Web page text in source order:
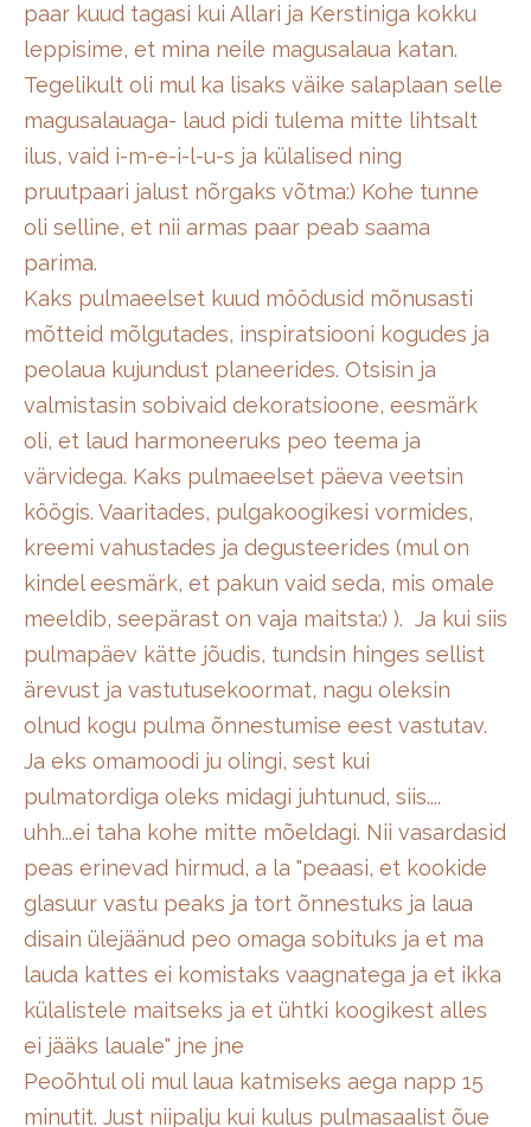
paar kuud tagasi kui Allari ja Kerstiniga kokku
leppisime, et mina neile magusalaua katan.
Tegelikult oli mul ka lisaks väike salaplaan selle
magusalauaga- laud pidi tulema mitte lihtsalt
ilus, vaid i-m-e-i-l-u-s ja külalised ning
pruutpaari jalust nõrgaks võtma:) Kohe tunne
oli selline, et nii armas paar peab saama
parima.
Kaks pulmaeelset kuud möödusid mõnusasti
mõtteid mõlgutades, inspiratsiooni kogudes ja
peolaua kujundust planeerides. Otsisin ja
valmistasin sobivaid dekoratsioone, eesmärk
oli, et laud harmoneeruks peo teema ja
värvidega. Kaks pulmaeelset päeva veetsin
köögis. Vaaritades, pulgakoogikesi vormides,
kreemi vahustades ja degusteerides (mul on
kindel eesmärk, et pakun vaid seda, mis omale
meeldib, seepärast on vaja maitsta:) ). Ja kui siis
pulmapäev kätte jõudis, tundsin hinges sellist
ärevust ja vastutusekoormat, nagu oleksin
olnud kogu pulma õnnestumise eest vastutav.
Ja eks omamoodi ju olingi, sest kui
pulmatordiga oleks midagi juhtunud, siis....
uhh...ei taha kohe mitte mõeldagi. Nii vasardasid
peas erinevad hirmud, a la "peaasi, et kookide
glasuur vastu peaks ja tort õnnestuks ja laua
disain ülejäänud peo omaga sobituks ja et ma
lauda kattes ei komistaks vaagnatega ja et ikka
külalistele maitseks ja et ühtki koogikest alles
ei jääks lauale" jne jne
Peoõhtul oli mul laua katmiseks aega napp 15
minutit. Just niipalju kui kulus pulmasaalist õue